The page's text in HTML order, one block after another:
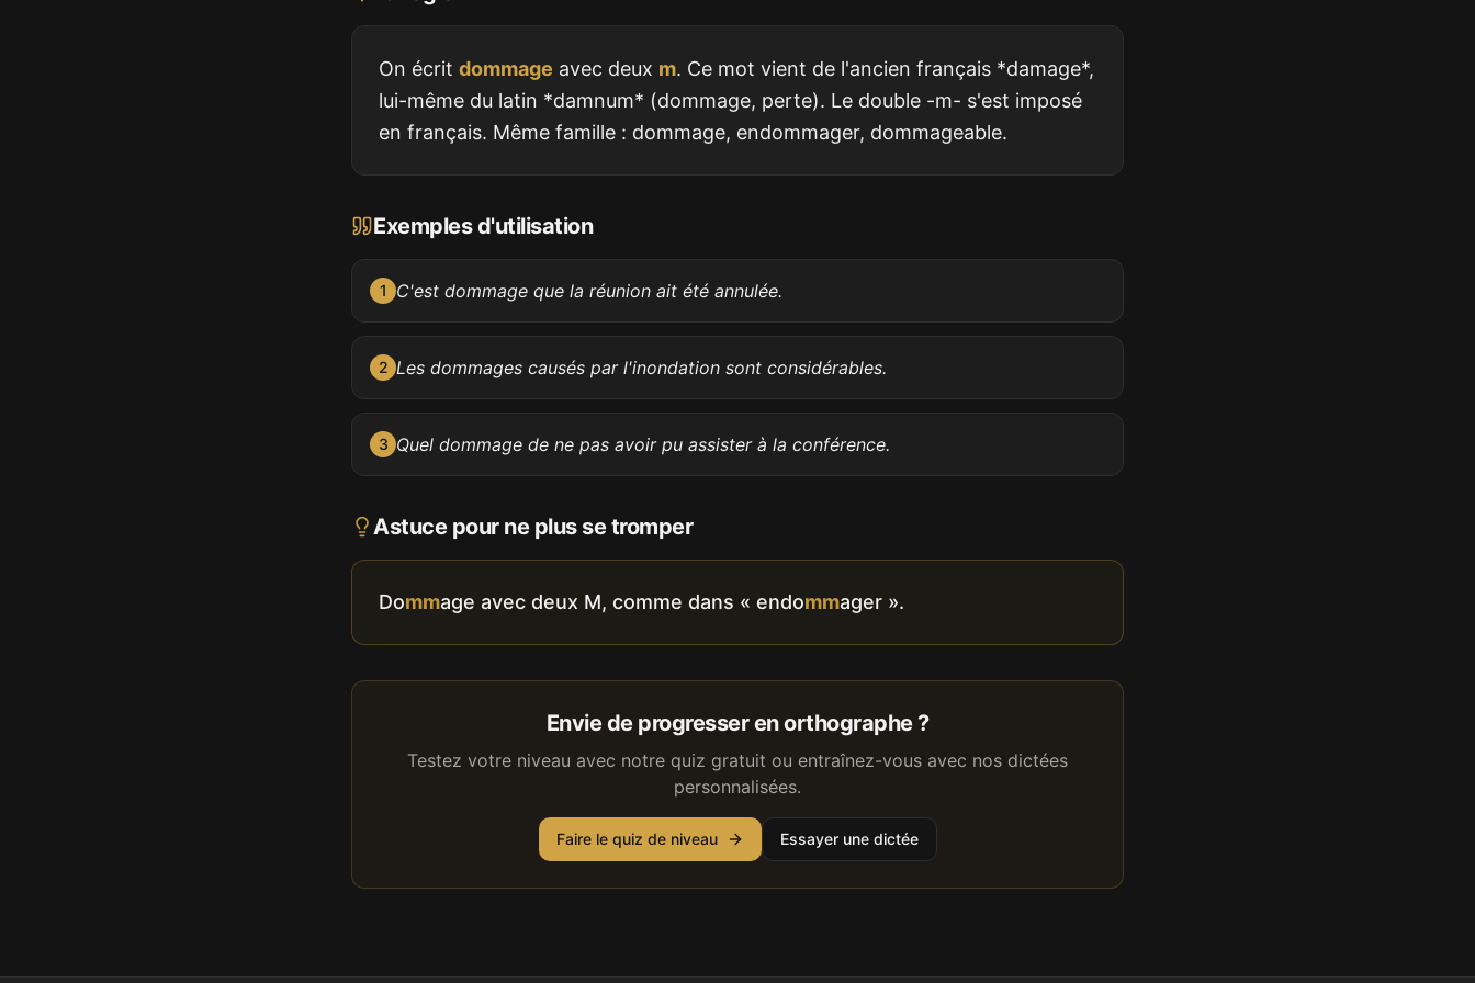
On écrit dommage avec deux m. Ce mot vient de l'ancien français *damage*,
lui-même du latin *damnum* (dommage, perte). Le double -m- s'est imposé
en français. Même famille : dommage, endommager, dommageable.
Exemples d'utilisation
1 C'est dommage que la réunion ait été annulée.
2 Les dommages causés par l'inondation sont considérables.
3 Quel dommage de ne pas avoir pu assister à la conférence.
Astuce pour ne plus se tromper
Dommage avec deux M, comme dans « endommager ».
Envie de progresser en orthographe ?
Testez votre niveau avec notre quiz gratuit ou entraînez-vous avec nos dictées
personnalisées.
Faire le quiz de niveau Essayer une dictée